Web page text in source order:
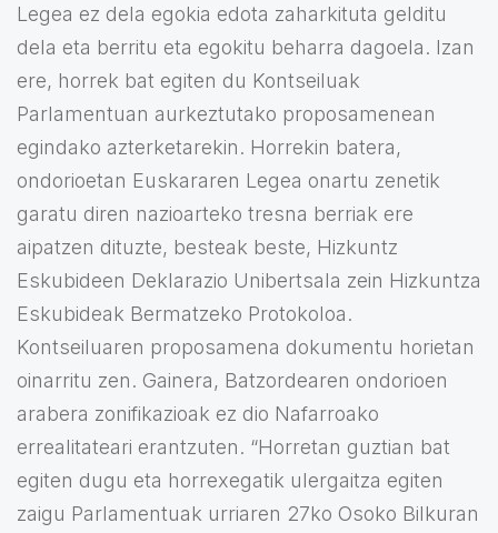
Legea ez dela egokia edota zaharkituta gelditu
dela eta berritu eta egokitu beharra dagoela. Izan
ere, horrek bat egiten du Kontseiluak
Parlamentuan aurkeztutako proposamenean
egindako azterketarekin. Horrekin batera,
ondorioetan Euskararen Legea onartu zenetik
garatu diren nazioarteko tresna berriak ere
aipatzen dituzte, besteak beste, Hizkuntz
Eskubideen Deklarazio Unibertsala zein Hizkuntza
Eskubideak Bermatzeko Protokoloa.
Kontseiluaren proposamena dokumentu horietan
oinarritu zen. Gainera, Batzordearen ondorioen
arabera zonifikazioak ez dio Nafarroako
errealitateari erantzuten. “Horretan guztian bat
egiten dugu eta horrexegatik ulergaitza egiten
zaigu Parlamentuak urriaren 27ko Osoko Bilkuran